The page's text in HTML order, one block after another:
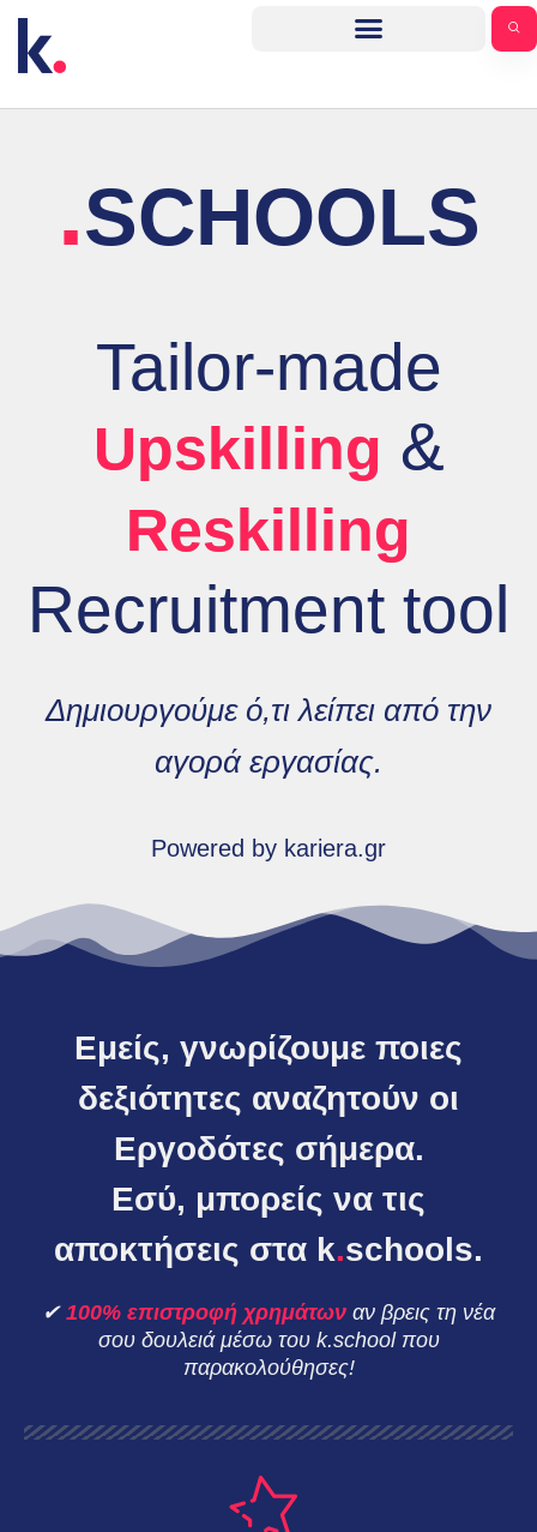
.SCHOOLS
Tailor-made
Upskilling &
Reskilling
Recruitment tool
Δημιουργούμε ό,τι λείπει από την
αγορά εργασίας.
Powered by kariera.gr
Εμείς, γνωρίζουμε ποιες
δεξιότητες αναζητούν οι
Εργοδότες σήμερα.
Εσύ, μπορείς να τις
αποκτήσεις στα k.schools.
✔ 100% επιστροφή χρημάτων αν βρεις τη νέα
σου δουλειά μέσω του k.school που
παρακολούθησες!